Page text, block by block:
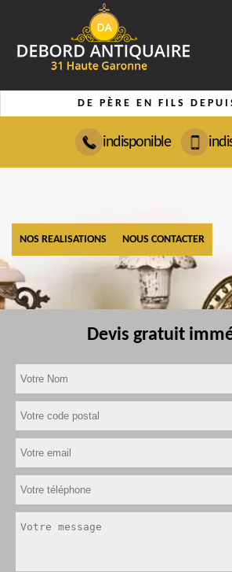
DE PÈRE EN FILS
indisponible
NOS REALISATIONS NOUS CONTACTER
Devis gratuit